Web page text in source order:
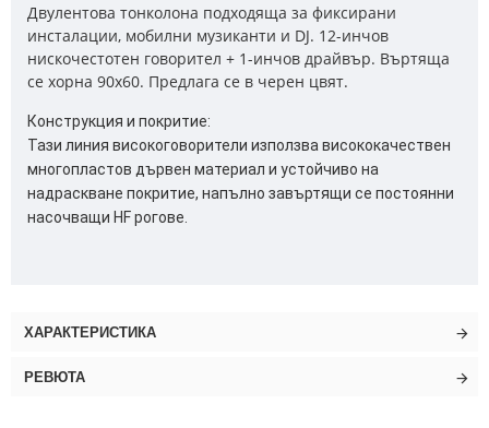
Двулентова тонколона подходяща за фиксирани
инсталации, мобилни музиканти и DJ. 12-инчов
нискочестотен говорител + 1-инчов драйвър. Въртяща
се хорна 90x60. Предлага се в черен цвят.
Конструкция и покритие:
Тази линия високоговорители използва висококачествен
многопластов дървен материал и устойчиво на
надраскване покритие, напълно завъртящи се постоянни
насочващи HF рогове.
ХАРАКТЕРИСТИКА
РЕВЮТА